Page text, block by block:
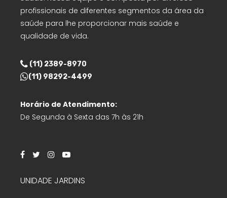
profissionais de diferentes segmentos da área da
saúde para lhe proporcionar mais saúde e
qualidade de vida.
(11) 2389-8970
(11) 98292-4499
Horário de Atendimento:
De Segunda à Sexta das 7h às 21h
UNIDADE JARDINS